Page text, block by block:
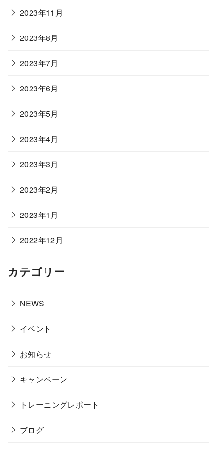
2023年11月
2023年8月
2023年7月
2023年6月
2023年5月
2023年4月
2023年3月
2023年2月
2023年1月
2022年12月
カテゴリー
NEWS
イベント
お知らせ
キャンペーン
トレーニングレポート
ブログ